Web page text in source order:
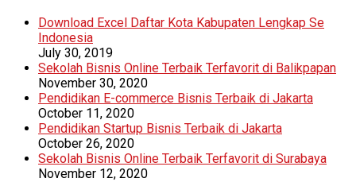
Download Excel Daftar Kota Kabupaten Lengkap Se
Indonesia
July 30, 2019
Sekolah Bisnis Online Terbaik Terfavorit di Balikpapan
November 30, 2020
Pendidikan E-commerce Bisnis Terbaik di Jakarta
October 11, 2020
Pendidikan Startup Bisnis Terbaik di Jakarta
October 26, 2020
Sekolah Bisnis Online Terbaik Terfavorit di Surabaya
November 12, 2020